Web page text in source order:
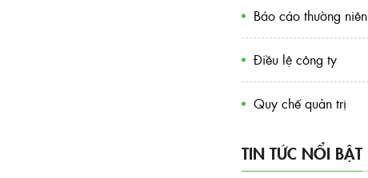
Báo cáo thường niên
Điều lệ công ty
Quy chế quản trị
TIN TỨC NỔI BẬT